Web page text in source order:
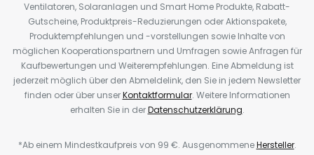
Ventilatoren, Solaranlagen und Smart Home Produkte, Rabatt-
Gutscheine, Produktpreis-Reduzierungen oder Aktionspakete,
Produktempfehlungen und -vorstellungen sowie Inhalte von
möglichen Kooperationspartnern und Umfragen sowie Anfragen für
Kaufbewertungen und Weiterempfehlungen. Eine Abmeldung ist
jederzeit möglich über den Abmeldelink, den Sie in jedem Newsletter
finden oder über unserKontaktformular. Weitere Informationen
erhalten Sie in derDatenschutzerklärung.
*Ab einem Mindestkaufpreis von 99 €. AusgenommeneHersteller.